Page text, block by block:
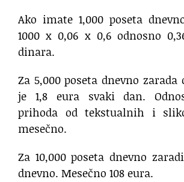
Ako imate 1,000 poseta
1000 x 0,06 x 0,6 odnosno
dinara.
Za 5,000 poseta dnevno zarada
je 1,8 eura svaki dan.
prihoda od tekstualnih i
mesečno.
Za 10,000 poseta dnevno
dnevno. Mesečno 108 eura.